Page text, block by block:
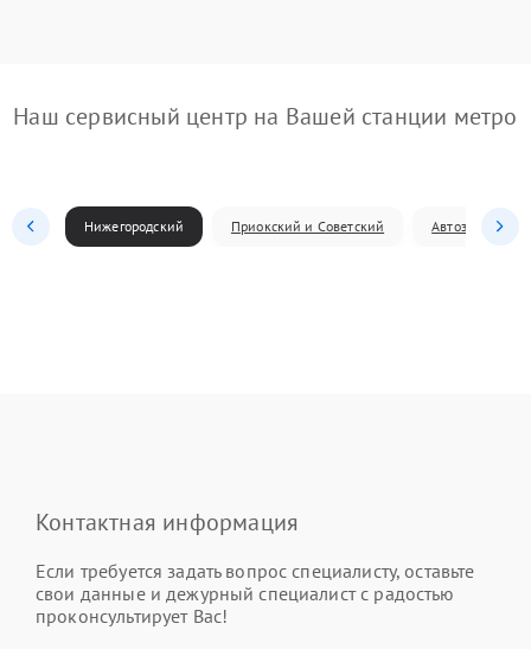
Наш сервисный центр на Вашей станции метро
Нижегородский Приокский и Советский Автозаводский
Контактная информация
Если требуется задать вопрос специалисту, оставьте
свои данные и дежурный специалист с радостью
проконсультирует Вас!